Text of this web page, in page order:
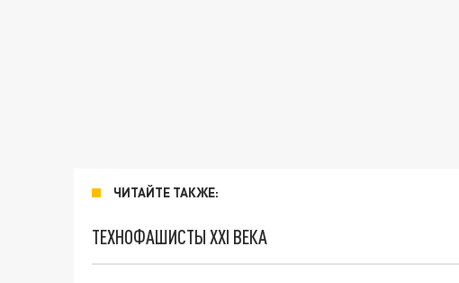
ЧИТАЙТЕ ТАКЖЕ:
ТЕХНОФАШИСТЫ XXI ВЕКА